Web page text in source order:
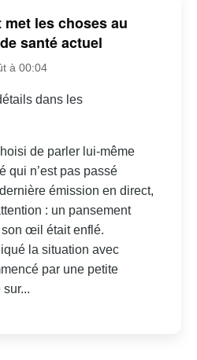
les choses au
santé actuel
à 00:04
dans les
de parler lui-même
qui n’est pas passé
émission en direct,
: un pansement
son œil était enflé.
la situation avec
par une petite